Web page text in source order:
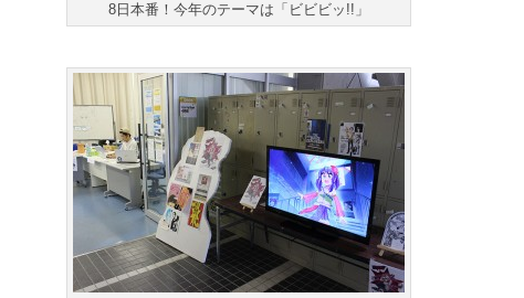
8日本番！今年のテーマは「ビビビッ!!」